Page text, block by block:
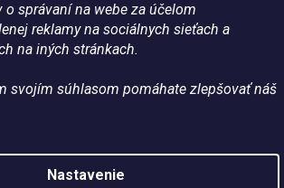
správaní na webe za účelom
reklamy na sociálnych sieťach a
na iných stránkach.
svojím súhlasom pomáhate zlepšovať náš
Nastavenie
Všetko pre vaše kone - WateHorse.sk. Všetky
práva vyhradené.